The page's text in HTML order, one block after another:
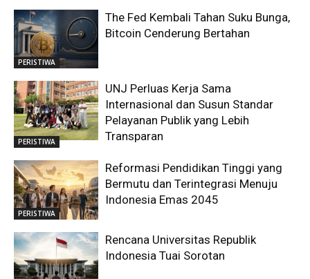
PERISTIWA
The Fed Kembali Tahan Suku Bunga,
Bitcoin Cenderung Bertahan
PERISTIWA
UNJ Perluas Kerja Sama
Internasional dan Susun Standar
Pelayanan Publik yang Lebih
Transparan
PERISTIWA
Reformasi Pendidikan Tinggi yang
Bermutu dan Terintegrasi Menuju
Indonesia Emas 2045
Rencana Universitas Republik
Indonesia Tuai Sorotan